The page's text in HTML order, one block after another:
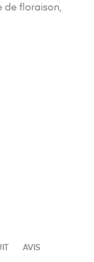
de floraison,
AVIS